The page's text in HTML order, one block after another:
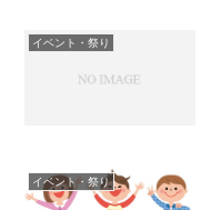
イベント・祭り
イベント・祭り